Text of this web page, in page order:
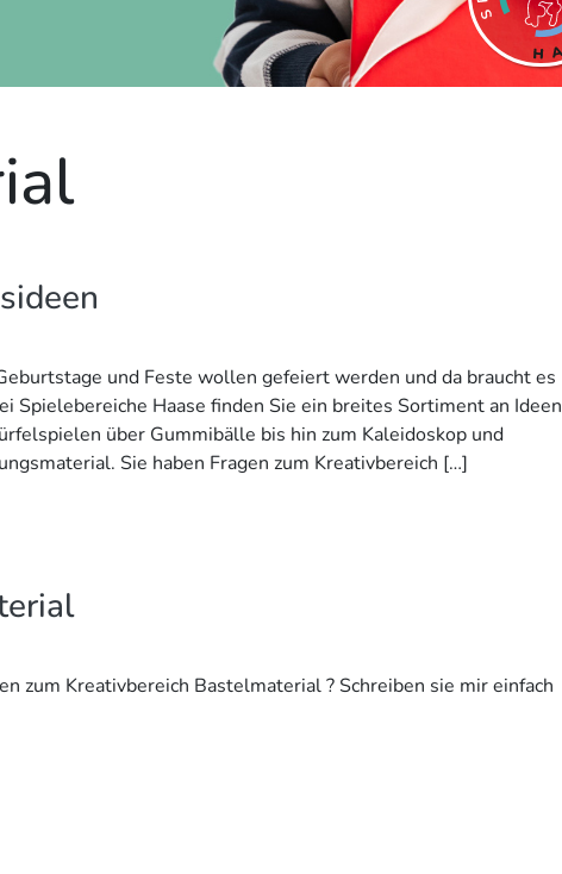
und Feste wollen gefeiert werden und da braucht es
Spielebereiche Haase finden Sie ein breites Sortiment an Ideen
über Gummibälle bis hin zum Kaleidoskop und
Sie haben Fragen zum Kreativbereich […]
zum Kreativbereich Bastelmaterial ? Schreiben sie mir einfach